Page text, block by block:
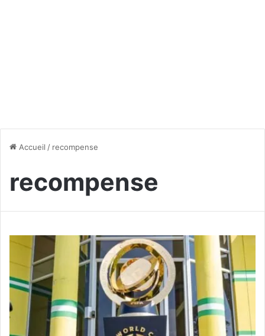
Accueil / recompense
recompense